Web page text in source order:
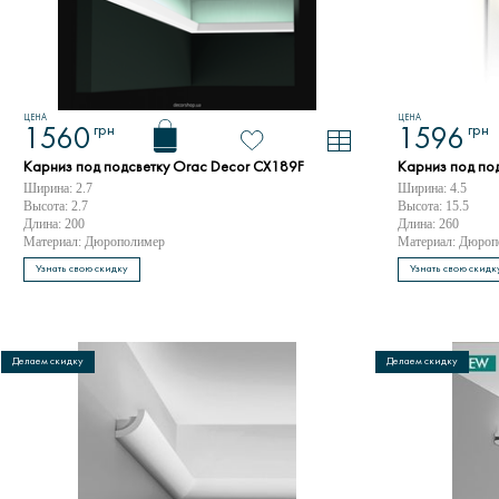
ЦЕНА
1560 грн
Карниз под подсветку Orac Decor CX189F
Ширина: 2.7
Высота: 2.7
Длина: 200
Материал: Дюрополимер
Узнать свою скидку
ЦЕНА
1596 грн
Карниз под
Ширина: 4.5
Высота: 15.5
Длина: 260
Материал:
Узнать свою
Делаем скидку Делаем скидку